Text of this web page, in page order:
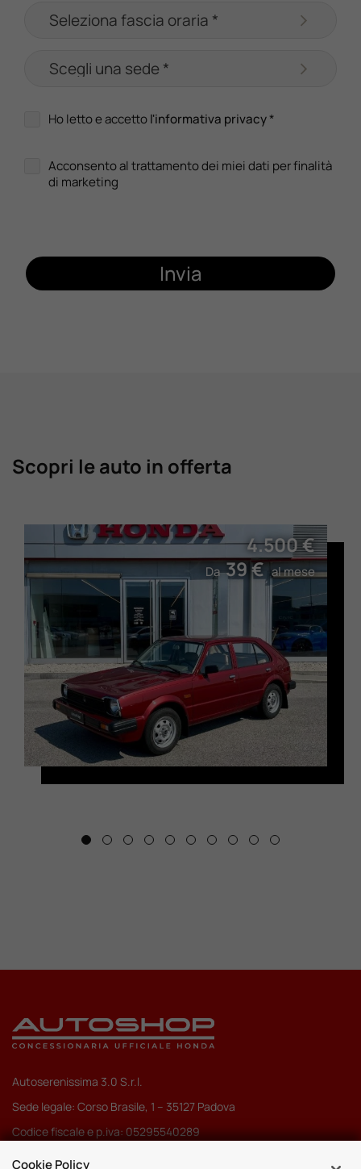
Ho letto e accettol'informativa privacy*
Acconsento al trattamento dei miei dati per finalità
di marketing
Invia
Scopri le auto in offerta
4.500 €
Da39 €al mese
Autoserenissima 3.0 S.r.l.
Sede legale: Corso Brasile, 1 – 35127 Padova
Codice fiscale e p.iva: 05295540289
Pec:autoserenissima3.0srl@legalmail.it
Cookie Policy